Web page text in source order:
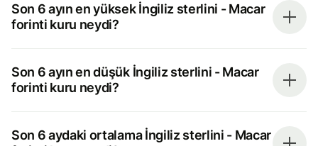
Son 6 ayın en yüksek İngiliz sterlini - Macar
forinti kuru neydi?
Son 6 ayın en düşük İngiliz sterlini - Macar
forinti kuru neydi?
Son 6 aydaki ortalama İngiliz sterlini - Macar